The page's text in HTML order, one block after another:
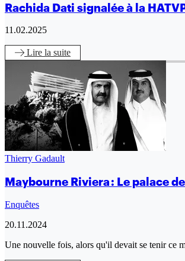
Rachida Dati signalée à la
11.02.2025
Lire la suite
Thierry Gadault
Maybourne Riviera : Le palace
Enquêtes
20.11.2024
Une nouvelle fois, alors qu'il devait se tenir ce